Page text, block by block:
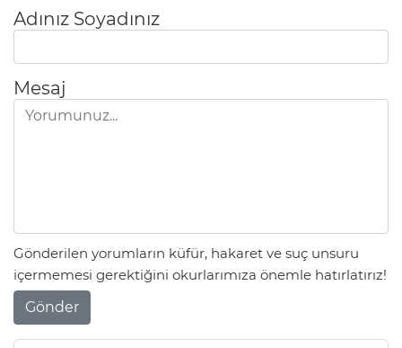
Adınız Soyadınız
Mesaj
Gönderilen yorumların küfür, hakaret ve suç unsuru
içermemesi gerektiğini okurlarımıza önemle hatırlatırız!
Gönder